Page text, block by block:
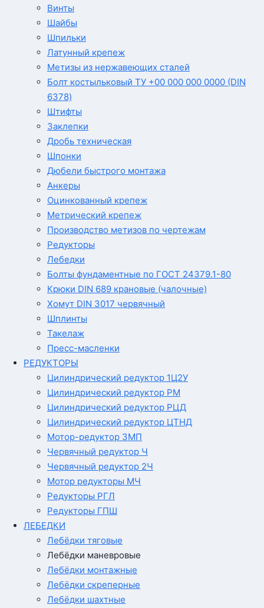
Винты
Шайбы
Шпильки
Латунный крепеж
Метизы из нержавеющих сталей
Болт костыльковый ТУ +00 000 000 0000 (DIN
6378)
Штифты
Заклепки
Дробь техническая
Шпонки
Дюбели быстрого монтажа
Анкеры
Оцинкованный крепеж
Метрический крепеж
Производство метизов по чертежам
Редукторы
Лебедки
Болты фундаментные по ГОСТ 24379.1-80
Крюки DIN 689 крановые (чалочные)
Хомут DIN 3017 червячный
Шплинты
Такелаж
Пресс-масленки
РЕДУКТОРЫ
Цилиндрический редуктор 1Ц2У
Цилиндрический редуктор РМ
Цилиндрический редуктор РЦД
Цилиндрический редуктор ЦТНД
Мотор-редуктор 3МП
Червячный редуктор Ч
Червячный редуктор 2Ч
Мотор редукторы МЧ
Редукторы РГЛ
Редукторы ГПШ
ЛЕБЕДКИ
Лебёдки тяговые
Лебёдки маневровые
Лебёдки монтажные
Лебёдки скреперные
Лебёдки шахтные